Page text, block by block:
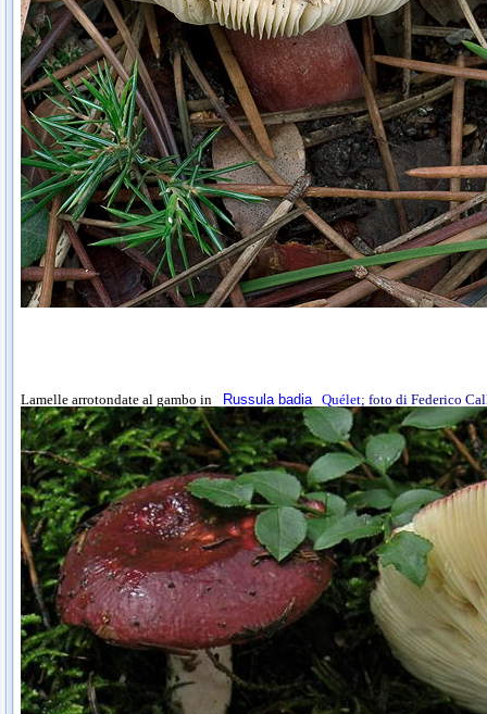
Lamelle arrotondate al gambo in Russula badiaQuélet; foto di Federico